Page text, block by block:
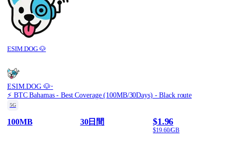
ESIM.DOG 🐶
ESIM.DOG 🐶·
⚡️ BTC Bahamas - Best Coverage (100MB/30Days) - Black route
5G
100MB 30日間 $1.96
$19.60/GB